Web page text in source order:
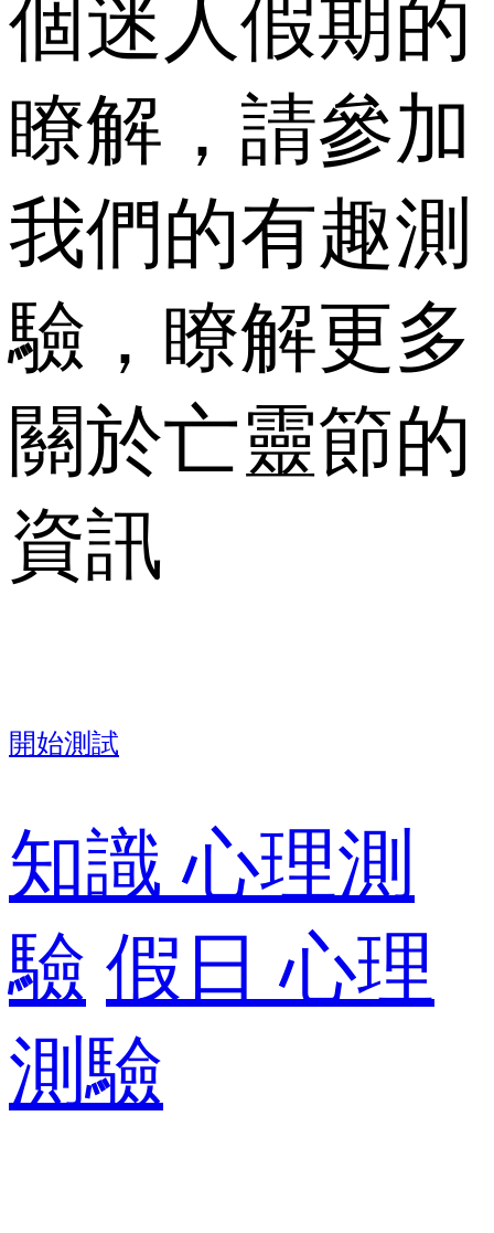
個迷人假期的
瞭解，請參加
我們的有趣測
驗，瞭解更多
關於亡靈節的
資訊
開始測試
知識 心理測
驗 假日 心理
測驗